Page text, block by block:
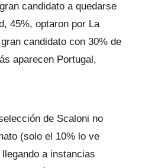
candidato a quedarse
45%, optaron por La
candidato con 30% de
aparecen Portugal,
de Scaloni no
(solo el 10% lo ve
a instancias